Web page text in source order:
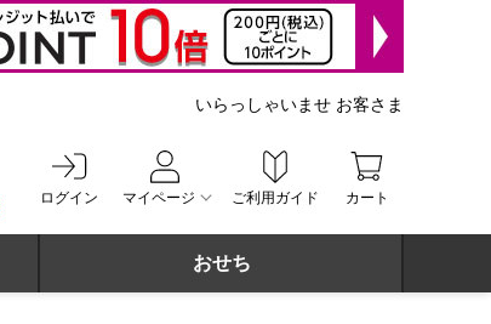
ログイン マイページ ご利用ガイド カート
いらっしゃいませ お客さま
おせち